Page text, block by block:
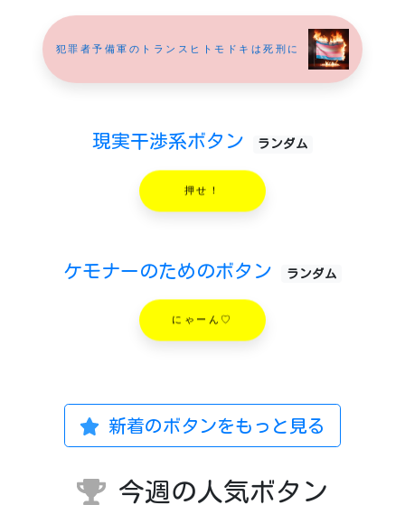
犯罪者予備軍のトランスヒトモドキは死刑に
現実干渉系ボタン ランダム
押せ！
ケモナーのためのボタン ランダム
にゃーん♡
新着のボタンをもっと見る
今週の人気ボタン